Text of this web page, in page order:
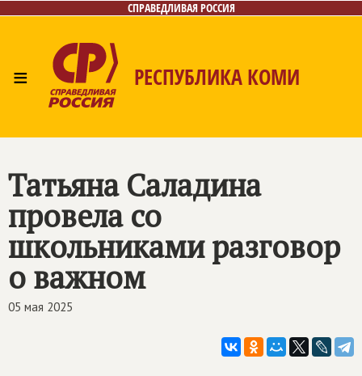
СПРАВЕДЛИВАЯ РОССИЯ
≡ РЕСПУБЛИКА КОМИ
Контакты
Татьяна Саладина
провела со
школьниками разговор
о важном
05 мая 2025